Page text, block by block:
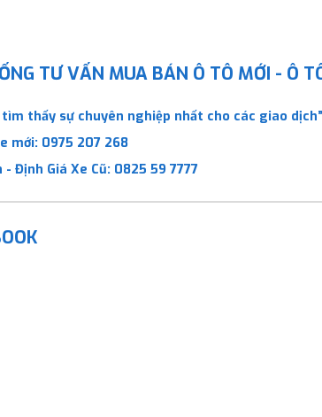
TƯ VẤN MUA BÁN Ô TÔ MỚI - Ô
tìm thấy sự chuyên nghiệp nhất cho các giao dịch”
mới: 0975 207 268
- Định Giá Xe Cũ: 0825 59 7777